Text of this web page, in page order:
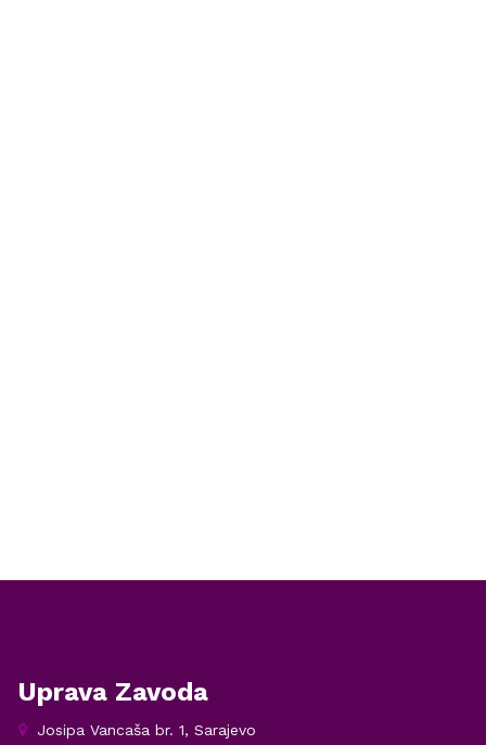
Uprava Zavoda
Josipa Vancaša br. 1, Sarajevo